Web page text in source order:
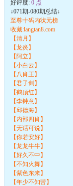
好评度: 0 点
↓071期-080期总结↓
至尊十码内状元榜
收藏:langtan8.com
【清月】
【龙炎】
【阿立】
【小白云】
【八肖王】
【君子剑】
【鹤顶红】
【李钟意】
【邱德海】
【内部四肖】
【无话可说】
【你若安好】
【龙龙牛牛】
【好久不中】
【不知火舞】
【紫色东来】
【年少不知苦】